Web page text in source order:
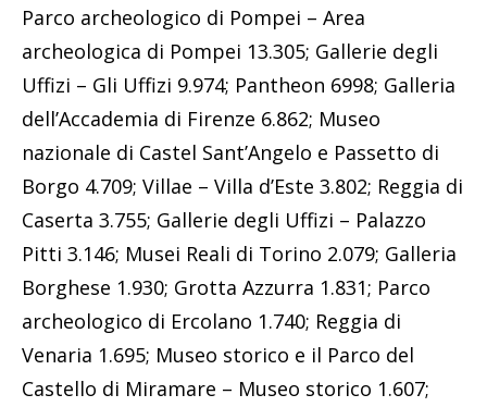
Parco archeologico di Pompei – Area
archeologica di Pompei 13.305; Gallerie degli
Uffizi – Gli Uffizi 9.974; Pantheon 6998; Galleria
dell’Accademia di Firenze 6.862; Museo
nazionale di Castel Sant’Angelo e Passetto di
Borgo 4.709; Villae – Villa d’Este 3.802; Reggia di
Caserta 3.755; Gallerie degli Uffizi – Palazzo
Pitti 3.146; Musei Reali di Torino 2.079; Galleria
Borghese 1.930; Grotta Azzurra 1.831; Parco
archeologico di Ercolano 1.740; Reggia di
Venaria 1.695; Museo storico e il Parco del
Castello di Miramare – Museo storico 1.607;